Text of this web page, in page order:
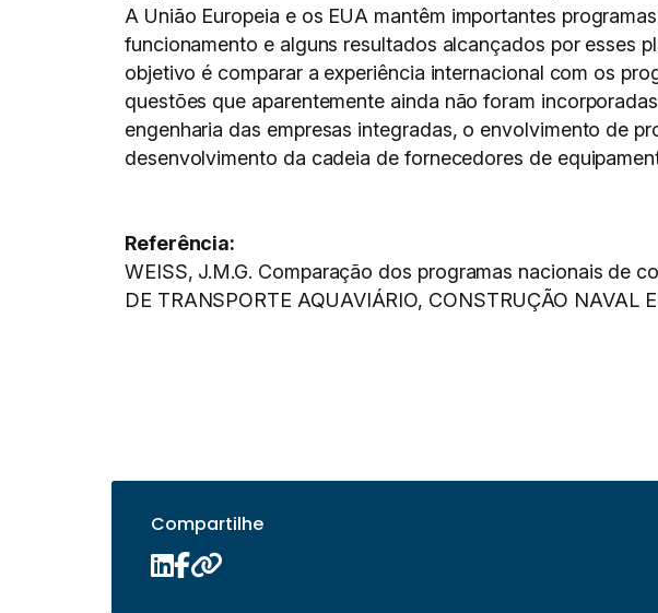
A União Europeia e os EUA mantêm importantes
funcionamento e alguns resultados alcançados por esses
objetivo é comparar a experiência internacional com os
questões que aparentemente ainda não foram
engenharia das empresas integradas, o envolvimento de
desenvolvimento da cadeia de fornecedores de
Referência:
WEISS, J.M.G. Comparação dos programas nacionais de
DE TRANSPORTE AQUAVIÁRIO, CONSTRUÇÃO NAVAL
Compartilhe